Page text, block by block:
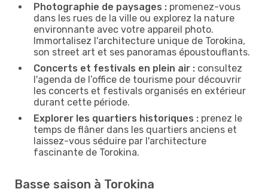
Photographie de paysages : promenez-vous
dans les rues de la ville ou explorez la nature
environnante avec votre appareil photo.
Immortalisez l'architecture unique de Torokina,
son street art et ses panoramas époustouflants.
Concerts et festivals en plein air : consultez
l'agenda de l’office de tourisme pour découvrir
les concerts et festivals organisés en extérieur
durant cette période.
Explorer les quartiers historiques : prenez le
temps de flâner dans les quartiers anciens et
laissez-vous séduire par l'architecture
fascinante de Torokina.
Basse saison à Torokina